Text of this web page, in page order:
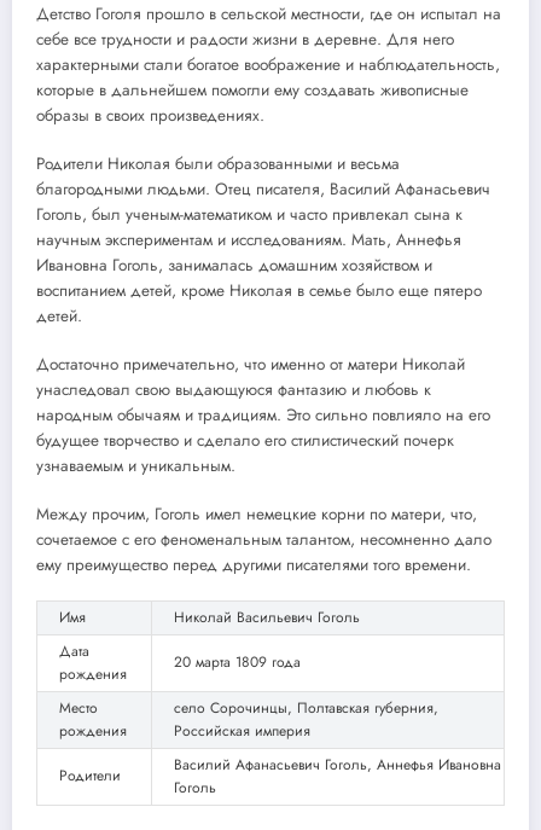
Детство Гоголя прошло в сельской местности, где он испытал на
себе все трудности и радости жизни в деревне. Для него
характерными стали богатое воображение и наблюдательность,
которые в дальнейшем помогли ему создавать живописные
образы в своих произведениях.
Родители Николая были образованными и весьма
благородными людьми. Отец писателя, Василий Афанасьевич
Гоголь, был ученым-математиком и часто привлекал сына к
научным экспериментам и исследованиям. Мать, Аннефья
Ивановна Гоголь, занималась домашним хозяйством и
воспитанием детей, кроме Николая в семье было еще пятеро
детей.
Достаточно примечательно, что именно от матери Николай
унаследовал свою выдающуюся фантазию и любовь к
народным обычаям и традициям. Это сильно повлияло на его
будущее творчество и сделало его стилистический почерк
узнаваемым и уникальным.
Между прочим, Гоголь имел немецкие корни по матери, что,
сочетаемое с его феноменальным талантом, несомненно дало
ему преимущество перед другими писателями того времени.
Имя
Николай Васильевич Гоголь
Дата
рождения
20 марта 1809 года
Место
рождения
село Сорочинцы, Полтавская губерния,
Российская империя
Родители
Василий Афанасьевич Гоголь, Аннефья Ивановна
Гоголь